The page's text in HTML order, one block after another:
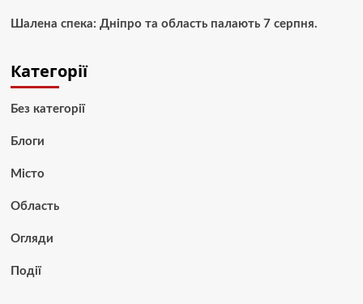
Шалена спека: Дніпро та область палають 7 серпня.
Категорії
Без категорії
Блоги
Місто
Область
Огляди
Події